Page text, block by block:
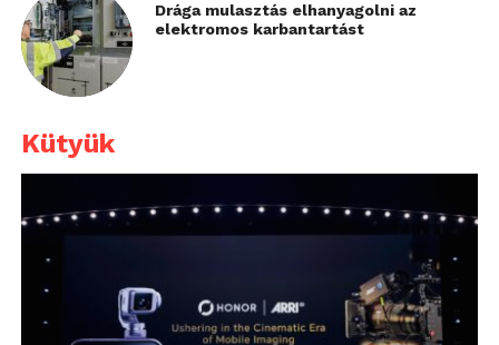
Drága mulasztás elhanyagolni az
elektromos karbantartást
Kütyük